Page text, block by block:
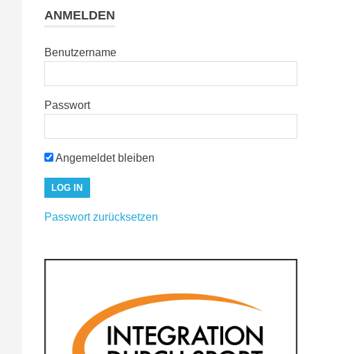
ANMELDEN
Benutzername
Passwort
Angemeldet bleiben
Passwort zurücksetzen